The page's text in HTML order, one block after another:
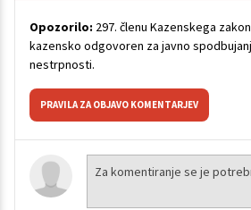
Opozorilo: 297. členu Kazenskega
kazensko odgovoren za javno
nestrpnosti.
PRAVILA ZA OBJAVO KOMENTARJEV